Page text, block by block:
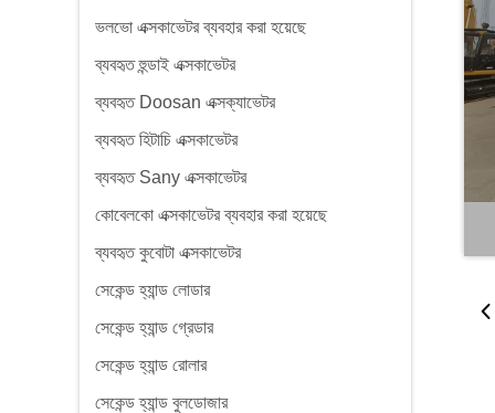
ভলভো এক্সকাভেটর ব্যবহার করা হয়েছে
ব্যবহৃত হুন্ডাই এক্সকাভেটর
ব্যবহৃত Doosan এক্সক্যাভেটর
ব্যবহৃত হিটাচি এক্সকাভেটর
ব্যবহৃত Sany এক্সকাভেটর
কোবেলকো এক্সকাভেটর ব্যবহার করা হয়েছে
ব্যবহৃত কুবোটা এক্সকাভেটর
সেকেন্ড হ্যান্ড লোডার
সেকেন্ড হ্যান্ড গ্রেডার
সেকেন্ড হ্যান্ড রোলার
সেকেন্ড হ্যান্ড বুলডোজার